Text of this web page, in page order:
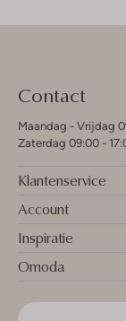
Contact
Maandag - Vrijdag
Zaterdag 09:00 -
Klantenservice
Account
Inspiratie
Omoda